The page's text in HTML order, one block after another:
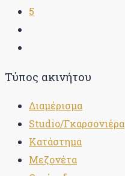
5
Τύπος ακινήτου
Διαμέρισμα
Studio/Γκαρσονιέρα
Κατάστημα
Μεζονέτα